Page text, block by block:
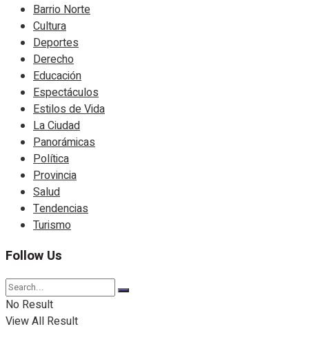
Barrio Norte
Cultura
Deportes
Derecho
Educación
Espectáculos
Estilos de Vida
La Ciudad
Panorámicas
Política
Provincia
Salud
Tendencias
Turismo
Follow Us
No Result
View All Result